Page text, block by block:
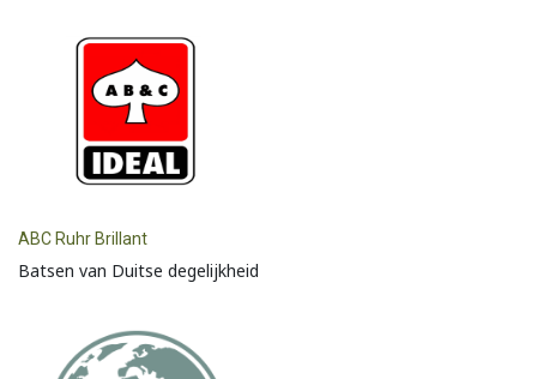
ABC Ruhr Brillant
Batsen van Duitse degelijkheid